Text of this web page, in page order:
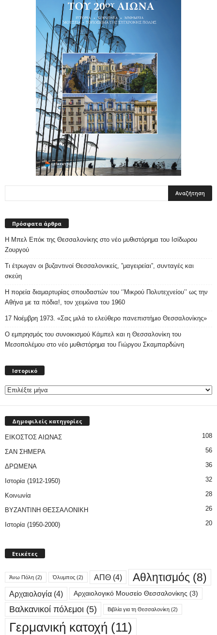
Πρόσφατα άρθρα
Η Μπελ Επόκ της Θεσσαλονίκης στο νέο μυθιστόρημα του Ισίδωρου
Ζουργού
Τι έτρωγαν οι βυζαντινοί Θεσσαλονικείς, ”μαγειρείαι”, συνταγές και
σκεύη
Η πορεία διαμαρτυρίας σπουδαστών του ‘’Μικρού Πολυτεχνείου’’ ως την
Αθήνα με τα πόδια!, τον χειμώνα του 1960
17 Νοέμβρη 1973. «Σας μιλά το ελεύθερο πανεπιστήμιο Θεσσαλονίκης»
Ο εμπρησμός του συνοικισμού Κάμπελ και η Θεσσαλονίκη του
Μεσοπολέμου στο νέο μυθιστόρημα του Γιώργου Σκαμπαρδώνη
Ιστορικό
Δημοφιλείς κατηγορίες
ΕΙΚΟΣΤΟΣ ΑΙΩΝΑΣ 108
ΣΑΝ ΣΗΜΕΡΑ 56
ΔΡΩΜΕΝΑ 36
Ιστορία (1912-1950) 32
Κοινωνία 28
ΒΥΖΑΝΤΙΝΗ ΘΕΣΣΑΛΟΝΙΚΗ 26
Ιστορία (1950-2000) 20
Ετικέτες
Άνω Πόλη (2) Όλυμπος (2) ΑΠΘ (4) Αθλητισμός (8)
Αρχαιολογία (4) Αρχαιολογικό Μουσείο Θεσσαλονίκης (3)
Βαλκανικοί πόλεμοι (5) Βιβλία για τη Θεσσαλονίκη (2)
Γερμανική κατοχή (11)